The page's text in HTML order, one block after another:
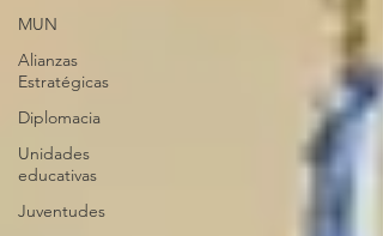
MUN
Alianzas
Estratégicas
Diplomacia
Unidades
educativas
Juventudes